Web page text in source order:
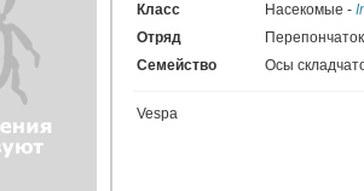
Класс
Насекомые -
Отряд
Семейство
Осы
Vespa